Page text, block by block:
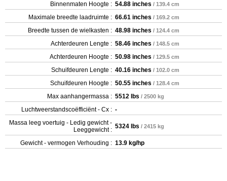
Binnenmaten Hoogte : 54.88 inches / 139.4 cm
Maximale breedte laadruimte : 66.61 inches / 169.2 cm
Breedte tussen de wielkasten : 48.98 inches / 124.4 cm
Achterdeuren Lengte : 58.46 inches / 148.5 cm
Achterdeuren Hoogte : 50.98 inches / 129.5 cm
Schuifdeuren Lengte : 40.16 inches / 102.0 cm
Schuifdeuren Hoogte : 50.55 inches / 128.4 cm
Max aanhangermassa : 5512 lbs / 2500 kg
Luchtweerstandscoëfficiënt - Cx : -
Massa leeg voertuig - Ledig gewicht -
Leeggewicht : 5324 lbs / 2415 kg
Gewicht - vermogen Verhouding : 13.9 kg/hp